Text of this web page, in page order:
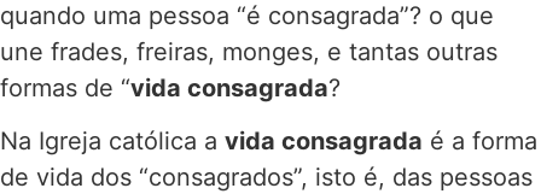
quando uma pessoa “é consagrada”? o que
une frades, freiras, monges, e tantas outras
formas de “vida consagrada?
Na Igreja católica a vida consagrada é a forma
de vida dos “consagrados”, isto é, das pessoas